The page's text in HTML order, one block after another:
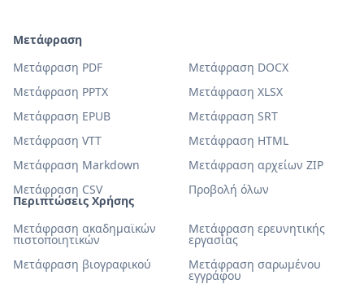
Περιπτώσεις Χρήσης
Μετάφραση ακαδημαϊκών
πιστοποιητικών
Μετάφραση ερευνητικής
εργασίας
Μετάφραση βιογραφικού
Μετάφραση σαρωμένου
εγγράφου
Μετάφραση
Μετάφραση PDF
Μετάφραση DOCX
Μετάφραση PPTX
Μετάφραση XLSX
Μετάφραση EPUB
Μετάφραση SRT
Μετάφραση VTT
Μετάφραση HTML
Μετάφραση Markdown
Μετάφραση αρχείων ZIP
Μετάφραση CSV
Προβολή όλων